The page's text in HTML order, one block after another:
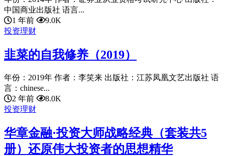
中国商业出版社 语言...
1 年前
9.0K
投资理财
韭菜的自我修养（2019）
年份：2019年 作者：李笑来 出版社：江苏凤凰文艺出版社 语
言：chinese...
2 年前
8.0K
投资理财
华章金融·投资大师战略经典（套装共5
册）还原伟大投资者的思想精华